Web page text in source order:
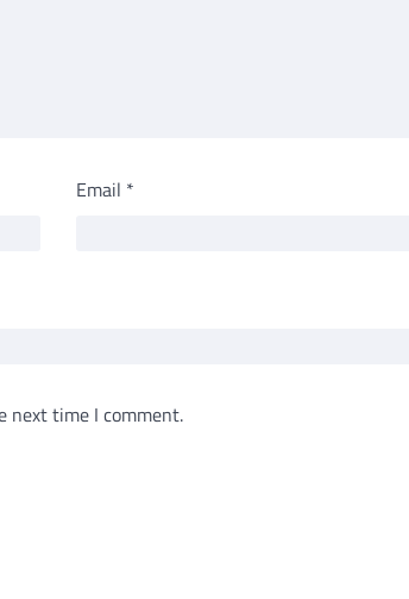
Email *
next time I comment.